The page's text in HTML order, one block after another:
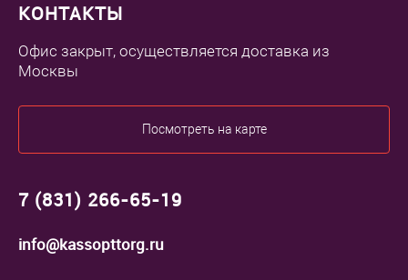
КОНТАКТЫ
Офис закрыт, осуществляется доставка из
Москвы
Посмотреть на карте
7 (831) 266-65-19
info@kassopttorg.ru